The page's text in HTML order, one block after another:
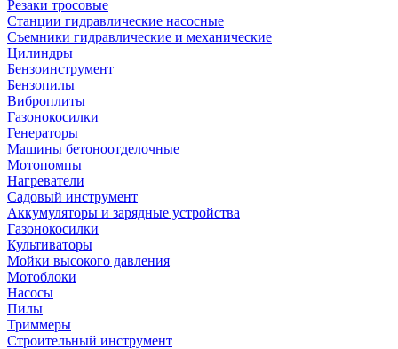
Резаки тросовые
Станции гидравлические насосные
Съемники гидравлические и механические
Цилиндры
Бензоинструмент
Бензопилы
Виброплиты
Газонокосилки
Генераторы
Машины бетоноотделочные
Мотопомпы
Нагреватели
Садовый инструмент
Аккумуляторы и зарядные устройства
Газонокосилки
Культиваторы
Мойки высокого давления
Мотоблоки
Насосы
Пилы
Триммеры
Строительный инструмент